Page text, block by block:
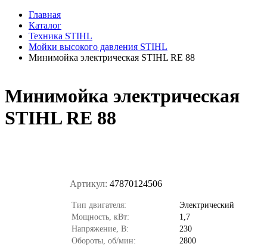
Главная
Каталог
Техника STIHL
Мойки высокого давления STIHL
Минимойка электрическая STIHL RE 88
Минимойка электрическая
STIHL RE 88
Артикул: 47870124506
Тип двигателя:
Электрический
Мощность, кВт:
1,7
Напряжение, В:
230
Обороты, об/мин:
2800